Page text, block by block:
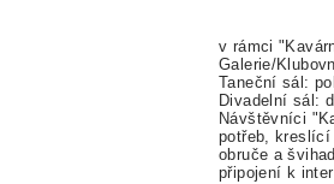
v rámci
Galerie/
Taneční sál:
Divadelní sál:
Návštěvníci
potřeb,
obruče a
připojení k